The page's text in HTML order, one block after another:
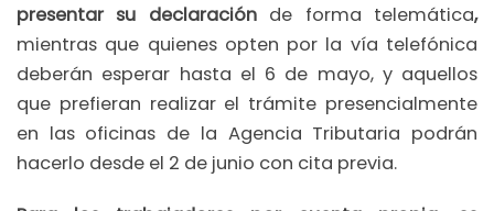
presentar su declaración de forma telemática,
mientras que quienes opten por la vía telefónica
deberán esperar hasta el 6 de mayo, y aquellos
que prefieran realizar el trámite presencialmente
en las oficinas de la Agencia Tributaria podrán
hacerlo desde el 2 de junio con cita previa.